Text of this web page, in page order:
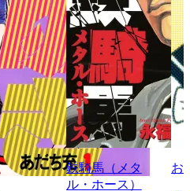
鉄騎馬（メタ
ル・ホース）
お